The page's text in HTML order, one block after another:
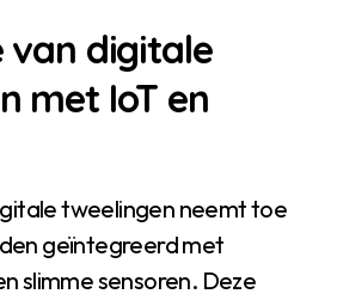
van digitale
met IoT en
tweelingen neemt toe
geïntegreerd met
slimme sensoren. Deze